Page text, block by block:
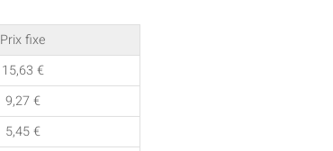
Prix fixe
15,63 €
9,27€
5,45€